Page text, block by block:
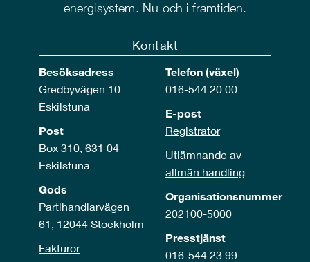
energisystem. Nu och i framtiden.
Kontakt
Besöksadress
Gredbyvägen 10
Eskilstuna
Post
Box 310, 631 04
Eskilstuna
Gods
Partihandlarvägen
61, 12044 Stockholm
Fakturor
Telefon (växel)
016-544 20 00
E-post
Registrator
Utlämnande av
allmän handling
Organisationsnummer
202100-5000
Presstjänst
016-544 23 99